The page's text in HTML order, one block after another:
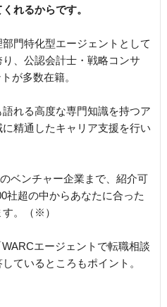
れるからです。
門特化型エージェントとして
、公認会計士・戦略コンサ
が多数在籍。
れる高度な専門知識を持つア
精通したキャリア支援を行い
ベンチャー企業まで、紹介可
社超の中からあなたに合った
。（※）
エージェントで転職相談
ているところもポイント。